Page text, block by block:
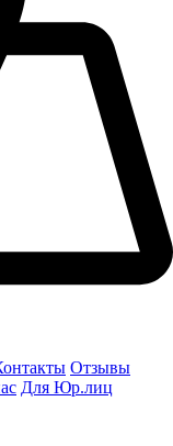
Отзывы
Для Юр.лиц